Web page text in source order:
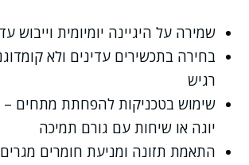
שמירה על היגיינה יומיומית וייבוש
בחירה בתכשירים עדינים ולא
רגיש
שימוש בטכניקות להפחתת מתחים –
יוגה או שיחות עם גורם תמיכה
התאמת תזונה ומניעת חומרים